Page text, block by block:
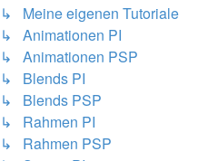
↳ Meine eigenen Tutoriale
↳ Animationen PI
↳ Animationen PSP
↳ Blends PI
↳ Blends PSP
↳ Rahmen PI
↳ Rahmen PSP